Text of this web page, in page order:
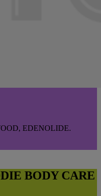
EDENOLIDE.
BODY CARE